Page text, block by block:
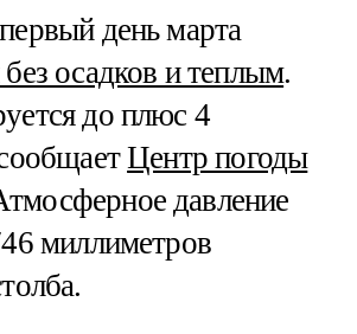
день марта
осадков и теплым.
до плюс 4
Центр погоды
давление
миллиметров